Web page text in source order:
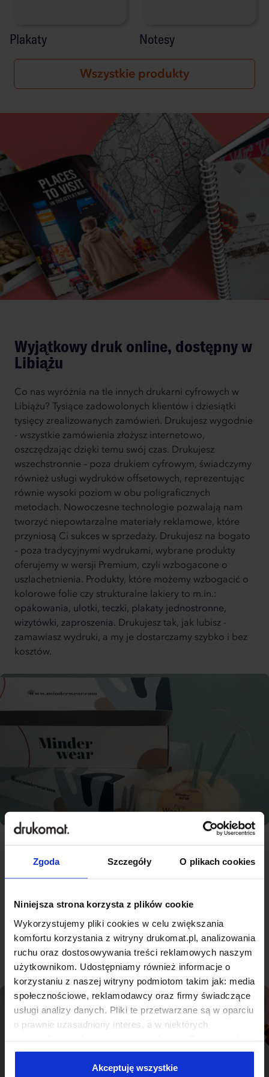
Zgoda Szczegóły O plikach cookies
Niniejsza strona korzysta z plików cookie
Wykorzystujemy pliki cookies w celu zwiększania
komfortu korzystania z witryny drukomat.pl, analizowania
ruchu oraz dostosowywania treści reklamowych naszym
użytkownikom. Udostępniamy również informacje o
korzystaniu z naszej witryny podmiotom takim jak: media
społecznościowe, reklamodawcy oraz firmy świadczące
usługi analizy danych. Pliki te przetwarzane są w oparciu
o prawnie uzasadniony interes, a w niektórych
Niektóre z plików cookies dostarczane i przetwarzane są
przez naszych zewnętrznych partnerów, z których listą
Akceptuję wszystkie
Plakaty Notesy
Wszystkie produkty
Wyjątkowy druk online, dostępny w
Libiążu
Co nas wyróżnia na tle innych drukarni cyfrowych w
Libiążu? Tysiące zadowolonych klientów i dziesiątki
tysięcy zrealizowanych zamówień. Drukujesz wygodnie
- wszystkie zamówienia złożysz internetowo,
oszczędzając dzięki temu swój czas. Drukujesz
wszechstronnie – poza drukiem cyfrowym, świadczymy
również usługi wydruków offsetowych, reprezentując
równie wysoki poziom w obu poligraficznych
metodach. Nowoczesne technologie pozwalają nam
tworzyć niepowtarzalne materiały reklamowe, które
przyniosą Ci sukces w sprzedaży. Drukujesz na bogato
– poza tradycyjnymi wydrukami, wybrane produkty
oferujemy w wersji Premium, czyli wzbogacone o
uszlachetnienia. Produkty, które możemy wzbogacić o
kolorowe folie czy strukturalne lakiery to m.in.:
opakowania, ulotki, teczki, plakaty jednostronne,
wizytówki, zaproszenia. Drukujesz tak, jak lubisz -
zamawiasz wydruki, a my je dostarczamy szybko i bez
kosztów.
Najlepsza jakość, konkurencyjne
miarę Libiążu
Sprawdź produkty